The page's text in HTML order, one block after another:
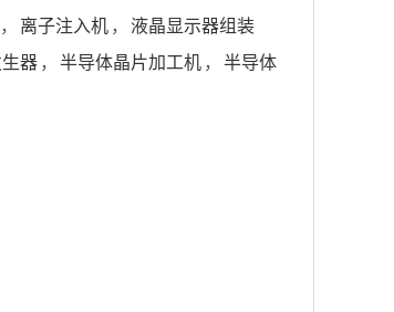
， 离子注入机 ，
液晶显示器组装
器 ， 半导体晶片加工机 ，
半导体